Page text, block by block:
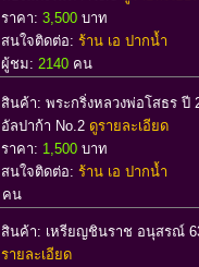
ราคา: 3,500 บาท
สนใจติดต่อ: ร้าน เอ ปากน้ำ
ผู้ชม: 2140 คน
สินค้า: พระกริ่งหลวงพ่อโสธร ปี
อัลปาก้า No.2 ดูรายละเอียด
ราคา: 1,500 บาท
สนใจติดต่อ: ร้าน เอ ปากน้ำ
คน
สินค้า: เหรียญชินราช อนุสรณ์
รายละเอียด